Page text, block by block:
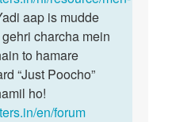
aap is mudde
charcha mein
to hamare
“Just Poocho”
ho!
en/forum